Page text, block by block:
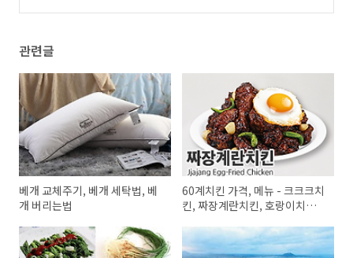
관련글
베개 교체주기, 베개 세탁법, 베
개 버리는법
60계치킨 가격, 메뉴 - 크크크치
킨, 짜장계란치킨, 호랑이치킨,
킨, 고추치킨